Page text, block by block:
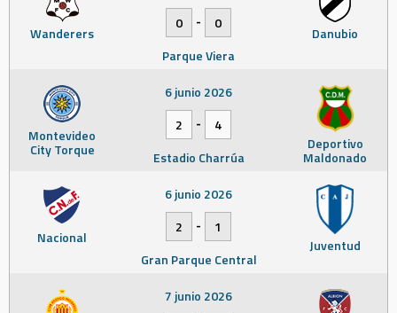
Wanderers Danubio
0
-
0
Parque Viera
Montevideo
City Torque Deportivo
Maldonado
6 junio 2026
2
-
4
Estadio Charrúa
Nacional Juventud
6 junio 2026
2
-
1
Gran Parque Central
7 junio 2026